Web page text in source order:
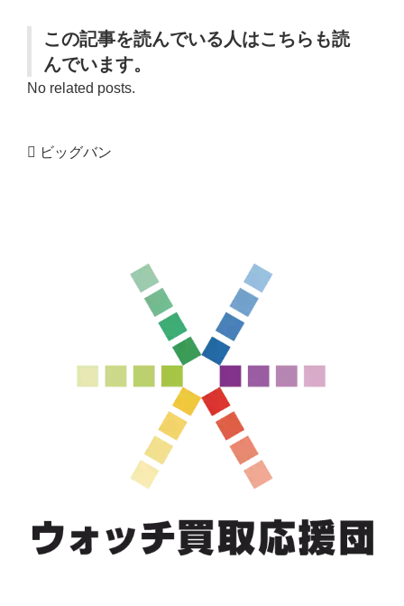
この記事を読んでいる人はこちらも読
んでいます。
No related posts.
ビッグバン